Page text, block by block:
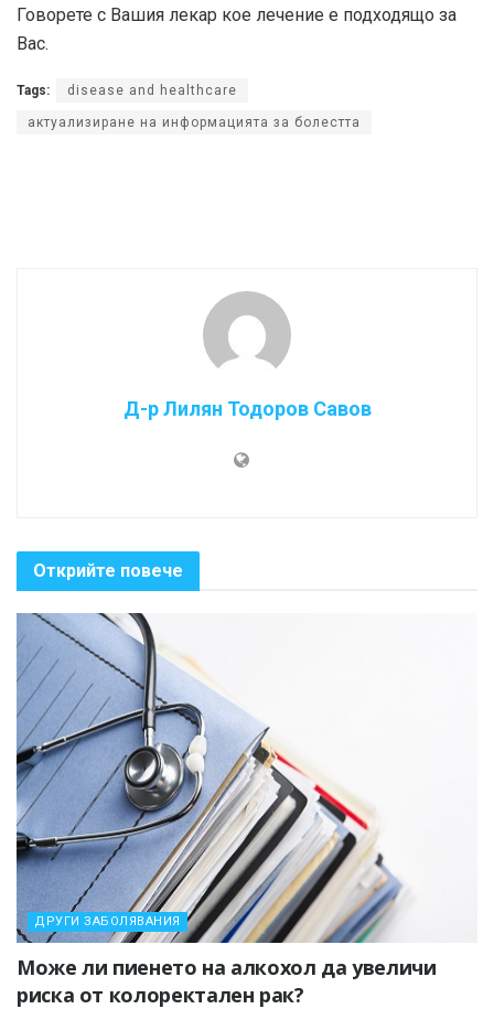
Говорете с Вашия лекар кое лечение е подходящо за
Вас.
Tags: disease and healthcare
актуализиране на информацията за болестта
Д-р Лилян Тодоров Савов
Открийте повече
ДРУГИ ЗАБОЛЯВАНИЯ
Може ли пиенето на алкохол да увеличи
риска от колоректален рак?